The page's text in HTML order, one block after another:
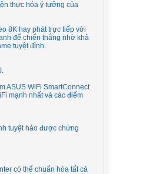
thực hóa ý tưởng của
8K hay phát trực tiếp với
để chiến thắng nhờ khả
tuyệt đỉnh.
ASUS WiFi SmartConnect
mạnh nhất và các điểm
tuyệt hảo được chứng
có thể chuẩn hóa tất cả